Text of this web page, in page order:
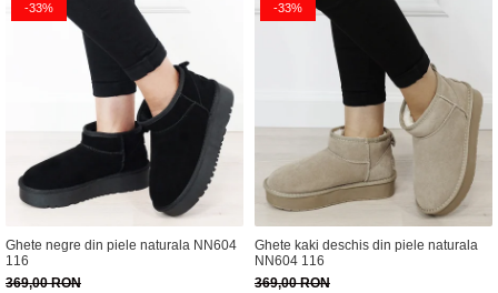
-33%
Ghete negre din piele naturala NN604
116
369,00 RON
-33%
Ghete kaki deschis din piele naturala
NN604 116
369,00 RON